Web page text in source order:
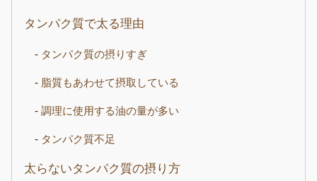
タンパク質で太る理由
タンパク質の摂りすぎ
脂質もあわせて摂取している
調理に使用する油の量が多い
タンパク質不足
太らないタンパク質の摂り方